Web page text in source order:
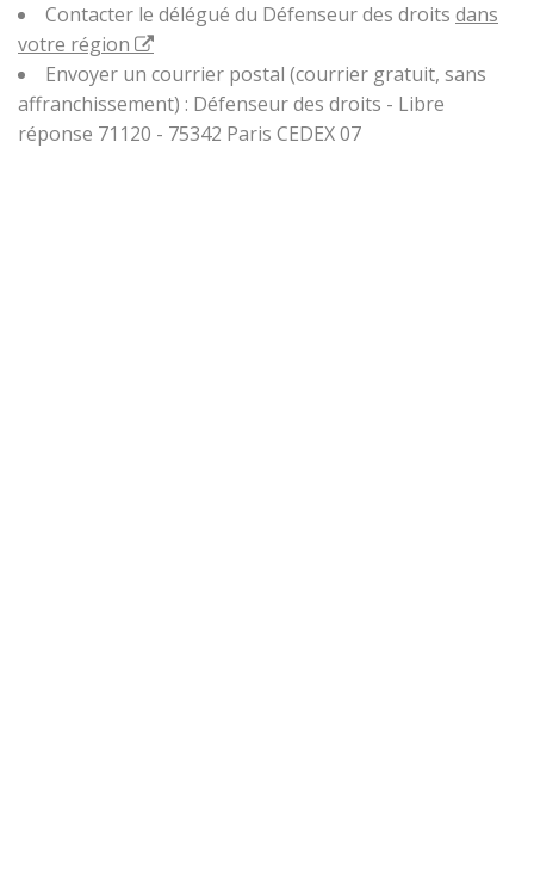
Contacter le délégué du Défenseur des droits dans
votre région
Envoyer un courrier postal (courrier gratuit, sans
affranchissement) : Défenseur des droits - Libre
réponse 71120 - 75342 Paris CEDEX 07